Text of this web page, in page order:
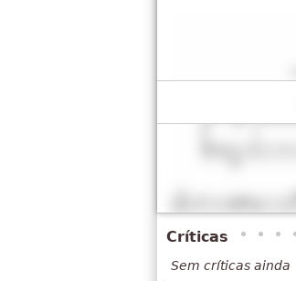
Críticas
Sem críticas ainda